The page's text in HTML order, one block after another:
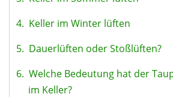
4. Keller im Winter lüften
5. Dauerlüften oder Stoßlüften?
6. Welche Bedeutung hat der
im Keller?